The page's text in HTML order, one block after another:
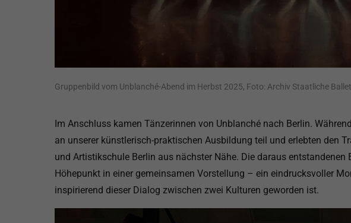
Gruppenbild vom Unblanché-Abend im Herbst 2025, Foto: Archiv Staatliche
Im Anschluss kamen Tänzerinnen von Unblanché nach Berlin.
an unserer künstlerisch-praktischen Ausbildung teil und erlebten den
und Artistikschule Berlin aus nächster Nähe. Die daraus
Höhepunkt in einer gemeinsamen Vorstellung – ein eindrucksvoller
inspirierend dieser Dialog zwischen zwei Kulturen geworden ist.